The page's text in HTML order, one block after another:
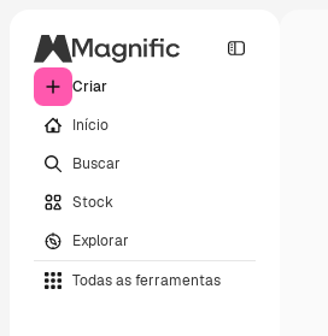
Criar
Início
Buscar
Stock
Explorar
Todas as ferramentas